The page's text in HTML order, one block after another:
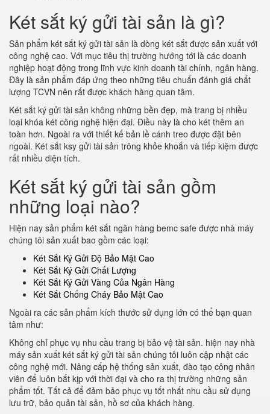
Két sắt ký gửi tài sản là gì?
Sản phẩm két sắt ký gửi tài sản là dòng két sắt được sản xuất với
công nghệ cao. Với mục tiêu thị trường hướng tới là các doanh
nghiệp hoạt động trong lĩnh vực kinh doanh tài chính, ngân hàng.
Đây là sản phẩm đáp ứng theo những tiêu chuẩn đánh giá chất
lượng TCVN nên rất được khách hàng quan tâm.
Két sắt ký gửi tài sản không những bền đẹp, mà trang bị nhiều
loại khóa két công nghệ hiện đại. Điều này là cho két thêm an
toàn hơn. Ngoài ra với thiết kế bản lề cánh treo được đặt bên
ngoài. Két sắt ksy gửi tài sản trông khỏe khoắn và tiếp kiệm được
rất nhiều diện tích.
Két sắt ký gửi tài sản gồm
những loại nào?
Hiện nay sản phẩm két sắt ngân hàng bemc safe được nhà máy
chúng tôi sản xuất bao gồm các loại:
Két Sắt Ký Gửi Độ Bảo Mật Cao
Két Sắt Ký Gửi Chất Lượng
Két Sắt Ký Gửi Vàng Của Ngân Hàng
Két Sắt Chống Cháy Bảo Mật Cao
Ngoài ra các sản phẩm kích thước sử dụng lớn có thể bạn quan
tâm như:
Không chỉ phục vụ nhu cầu trang bị bảo vệ tài sản. hiện nay nhà
máy sản xuất két sắt ký gửi tài sản chúng tôi luôn cập nhật các
công nghệ mới. Nâng cấp hệ thống sản xuất, đào tạo công nhân
viên để luôn bắt kịp với thời đại và cho ra thị trường những sản
phẩm tốt. Tất cả để đảm bảo phục vụ tốt nhất nhu cầu sử dụng
lưu trữ, bảo quản tài sản, hồ sơ của khách hàng.